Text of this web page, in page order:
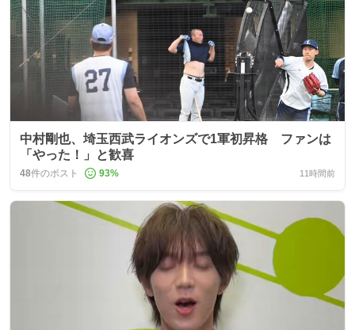
中村剛也、埼玉西武ライオンズで1軍初昇格 ファンは
「やった！」と歓喜
48件のポスト 93% 11時間前